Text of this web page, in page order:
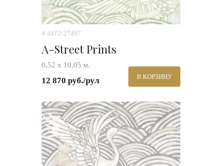
# 4172-27497
A-Street Prints
0,52 х 10,05 м.
12 870 руб./рул В КОРЗИНУ